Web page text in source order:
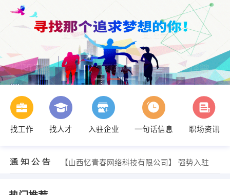
找工作 找人才 入驻企业 一句话信息 职场资讯
【内蒙古南北科技成套电器设备有限公司】 强势入驻
【山西忆青春网络科技有限公司】 强势入驻